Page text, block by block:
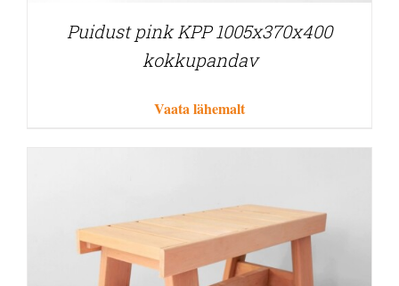
Puidust pink KPP 1005x370x400
kokkupandav
Vaata lähemalt